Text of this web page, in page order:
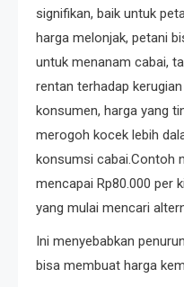
signifikan, baik untuk
harga melonjak, petani
untuk menanam cabai,
rentan terhadap
konsumen, harga yang
merogoh kocek lebih
konsumsi cabai.Contoh
mencapai Rp80.000 per
yang mulai mencari
Ini menyebabkan
bisa membuat harga